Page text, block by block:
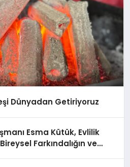
Dünyadan Getiriyoruz
Esma Kütük, Evlilik
Farkındalığın ve